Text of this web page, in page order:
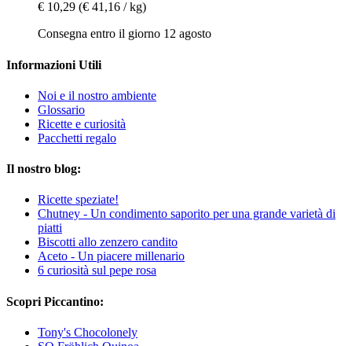
€ 10,29 (€ 41,16 / kg)
Consegna entro il giorno 12 agosto
Informazioni Utili
Noi e il nostro ambiente
Glossario
Ricette e curiosità
Pacchetti regalo
Il nostro blog:
Ricette speziate!
Chutney - Un condimento saporito per una grande varietà di
piatti
Biscotti allo zenzero candito
Aceto - Un piacere millenario
6 curiosità sul pepe rosa
Scopri Piccantino:
Tony's Chocolonely